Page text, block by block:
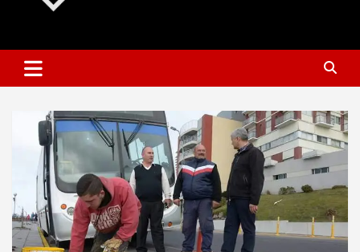
AQUÍ LOS GREMIOS
INFORMACIÓN GREMIAL